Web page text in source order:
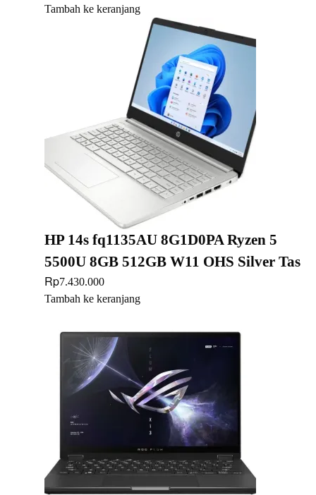
Tambah ke keranjang
HP 14s fq1135AU 8G1D0PA Ryzen 5
5500U 8GB 512GB W11 OHS Silver Tas
Rp7.430.000
Tambah ke keranjang